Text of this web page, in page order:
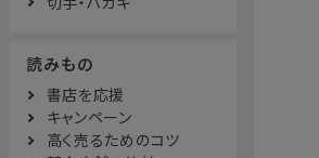
読みもの
書店を応援
キャンペーン
高く売るためのコツ